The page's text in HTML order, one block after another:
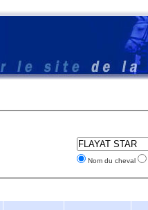
Nom du cheval